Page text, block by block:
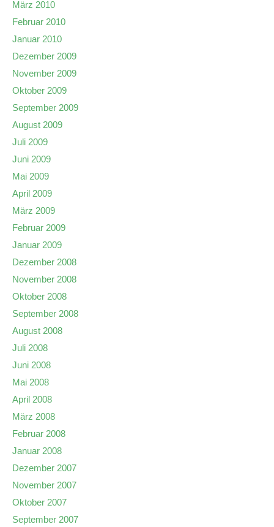
März 2010
Februar 2010
Januar 2010
Dezember 2009
November 2009
Oktober 2009
September 2009
August 2009
Juli 2009
Juni 2009
Mai 2009
April 2009
März 2009
Februar 2009
Januar 2009
Dezember 2008
November 2008
Oktober 2008
September 2008
August 2008
Juli 2008
Juni 2008
Mai 2008
April 2008
März 2008
Februar 2008
Januar 2008
Dezember 2007
November 2007
Oktober 2007
September 2007